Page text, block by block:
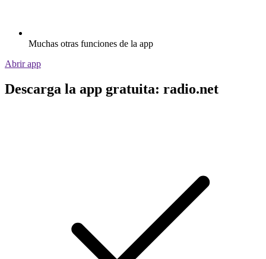
Muchas otras funciones de la app
Abrir app
Descarga la app gratuita: radio.net